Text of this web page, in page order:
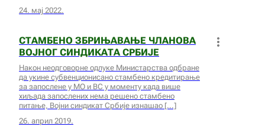
24. мај 2022.
СТАМБЕНО ЗБРИЊАВАЊЕ ЧЛАНОВА
ВОЈНОГ СИНДИКАТА СРБИЈЕ
Након неодговорне одлуке Министарства одбране
да укине субвенционисано стамбено кредитирање
за запослене у МО и ВС у моменту када више
хиљада запослених нема решено стамбено
питање, Војни синдикат Србије изнашао
26. април 2019.